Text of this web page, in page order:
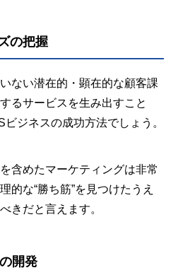
の把握
ない潜在的・顕在的な顧客課
るサービスを生み出すこと
ジネスの成功方法でしょう。
含めたマーケティングは非常
的な“勝ち筋”を見つけたうえ
きだと言えます。
開発